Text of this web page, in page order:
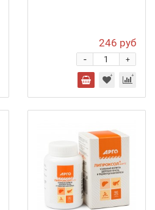
246 руб
+
-